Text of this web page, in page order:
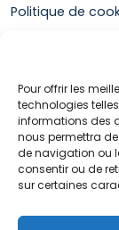
Pour offrir les
technologies
informations des
nous permettra
de navigation ou
consentir ou de
sur certaines
Politique de
Mon compte
Panier
Conditions
La marque Hop